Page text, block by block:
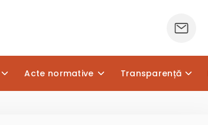
Acte normative Transparență